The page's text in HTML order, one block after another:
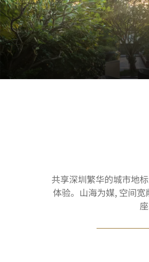
共享深圳繁华的城市地
体验。山海为媒, 空间